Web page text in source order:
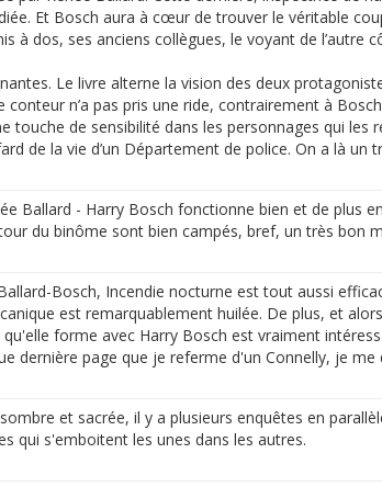
Et Bosch aura à cœur de trouver le véritable
à dos, ses anciens collègues, le voyant de l’autre
Le livre alterne la vision des deux
n’a pas pris une ride, contrairement à
de sensibilité dans les personnages qui les
de la vie d’un Département de police. On a là un
Ballard - Harry Bosch fonctionne bien et de plus
du binôme sont bien campés, bref, un très bon
Bosch, Incendie nocturne est tout aussi
est remarquablement huilée. De plus, et
forme avec Harry Bosch est vraiment
page que je referme d'un Connelly, je me
et sacrée, il y a plusieurs enquêtes en
qui s'emboitent les unes dans les autres.